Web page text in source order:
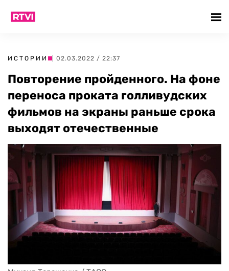
ИСТОРИИ | 02.03.2022 / 22:37
Повторение пройденного. На фоне
переноса проката голливудских
фильмов на экраны раньше срока
выходят отечественные